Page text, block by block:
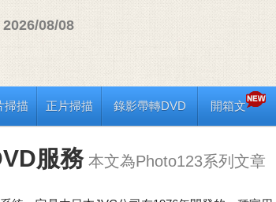
2026/08/08
掃描 正片掃描 錄影帶轉DVD 開箱文
服務 本文為Photo123系列文章